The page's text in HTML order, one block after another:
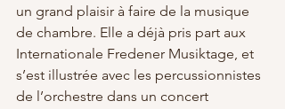
un grand plaisir à faire de la musique
de chambre. Elle a déjà pris part aux
Internationale Fredener Musiktage, et
s’est illustrée avec les percussionnistes
de l’orchestre dans un concert